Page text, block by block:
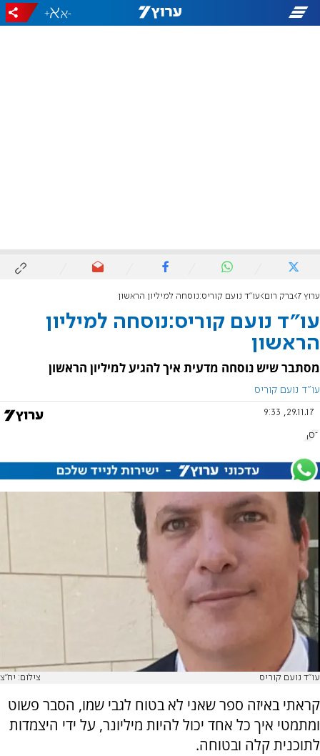
-
+
ערוץ 7 ברק רום עו"ד נועם קוריס:נוסחה למיליון הראשון
עו"ד נועם קוריס:נוסחה למיליון
הראשון
מסתבר שיש נוסחה מדעית איך להגיע למיליון הראשון
עו"ד נועם קוריס
29.11.17, 9:33
כסף
עו"ד נועם קוריס צילום: יח"צ
קראתי באיזה ספר שאני לא בטוח לגבי שמו, הסבר פשוט
ומתמטי איך כל אחד יכול להיות מיליונר, על ידי היצמדות
לתוכנית קלה ובטוחה.